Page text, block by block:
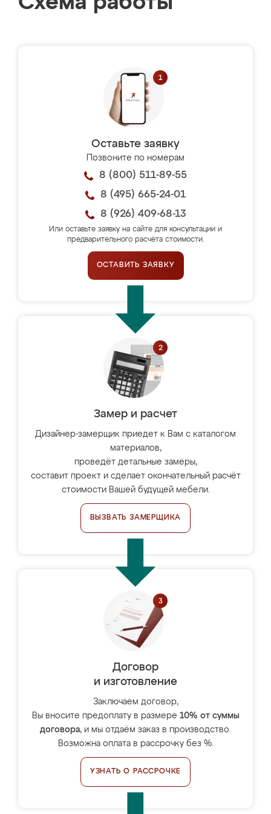
Оставьте заявку
Позвоните по номерам
8 (800) 511-89-55
8 (495) 665-24-01
8 (926) 409-68-13
Или оставьте заявку на сайте для консультации и
предварительного расчёта стоимости.
ОСТАВИТЬ ЗАЯВКУ
Замер и расчет
Дизайнер-замерщик приедет к Вам с каталогом
материалов,
проведёт детальные замеры,
составит проект и сделает окончательный расчёт
стоимости Вашей будущей мебели.
ВЫЗВАТЬ ЗАМЕРЩИКА
Договор
и изготовление
Заключаем договор,
Вы вносите предоплату в размере 10% от суммы
договора, и мы отдаём заказ в производство.
Возможна оплата в рассрочку без %.
УЗНАТЬ О РАССРОЧКЕ